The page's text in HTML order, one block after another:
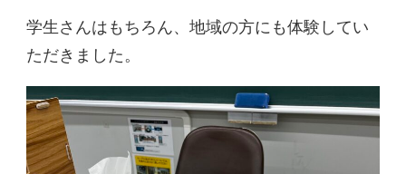
学生さんはもちろん、地域の方にも体験してい
ただきました。